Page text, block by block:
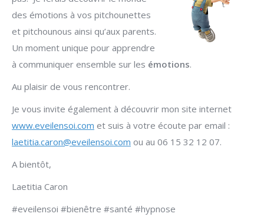
des émotions à vos pitchounettes
et pitchounous ainsi qu’aux parents.
Un moment unique pour apprendre
à communiquer ensemble sur les émotions.
Au plaisir de vous rencontrer.
Je vous invite également à découvrir mon site internet
www.eveilensoi.com et suis à votre écoute par email :
laetitia.caron@eveilensoi.com ou au 06 15 32 12 07.
A bientôt,
Laetitia Caron
#eveilensoi #bienêtre #santé #hypnose